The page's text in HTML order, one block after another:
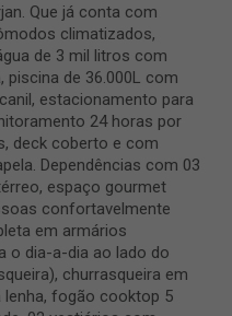
Que já conta com
climatizados,
de 3 mil litros com
piscina de 36.000L com
estacionamento para
24 horas por
deck coberto e com
Dependências com 03
espaço gourmet
confortavelmente
em armários
o dia-a-dia ao lado do
churrasqueira em
lenha, fogão cooktop 5